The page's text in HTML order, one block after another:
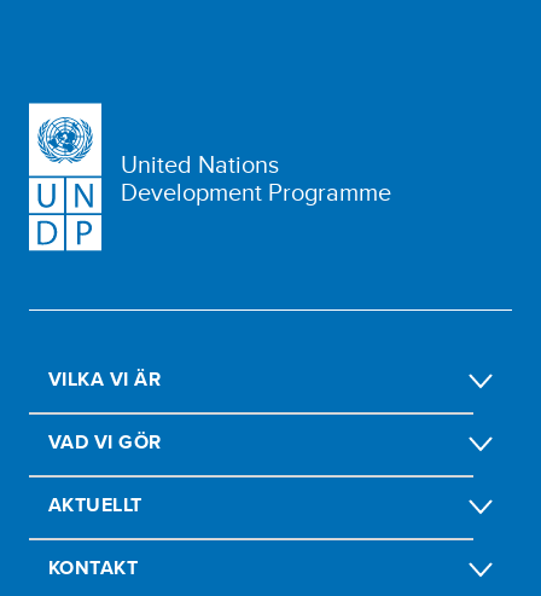
United Nations
Development Programme
VILKA VI ÄR
VAD VI GÖR
AKTUELLT
KONTAKT